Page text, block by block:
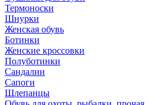
Термоноски
Шнурки
Женская обувь
Ботинки
Женские кроссовки
Полуботинки
Сандалии
Сапоги
Шлепанцы